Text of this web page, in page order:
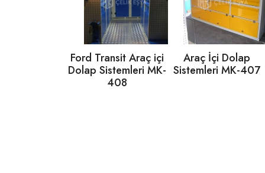
Ford Transit Araç içi
Dolap Sistemleri MK-
408
Araç İçi Dolap
Sistemleri MK-407